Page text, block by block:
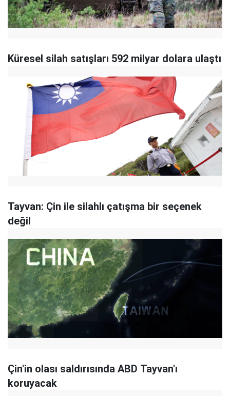
Küresel silah satışları 592 milyar dolara ulaştı
Tayvan: Çin ile silahlı çatışma bir seçenek
değil
Çin'in olası saldırısında ABD Tayvan'ı
koruyacak